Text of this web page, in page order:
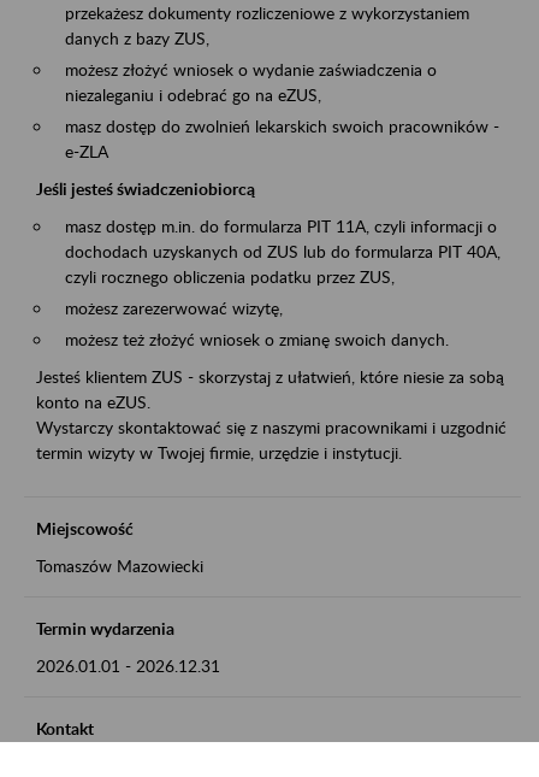
przekażesz dokumenty rozliczeniowe z wykorzystaniem
danych z bazy ZUS,
możesz złożyć wniosek o wydanie zaświadczenia o
niezaleganiu i odebrać go na eZUS,
masz dostęp do zwolnień lekarskich swoich pracowników -
e-ZLA
Jeśli jesteś świadczeniobiorcą
masz dostęp m.in. do formularza PIT 11A, czyli informacji o
dochodach uzyskanych od ZUS lub do formularza PIT 40A,
czyli rocznego obliczenia podatku przez ZUS,
możesz zarezerwować wizytę,
możesz też złożyć wniosek o zmianę swoich danych.
Jesteś klientem ZUS - skorzystaj z ułatwień, które niesie za sobą
konto na eZUS.
Wystarczy skontaktować się z naszymi pracownikami i uzgodnić
termin wizyty w Twojej firmie, urzędzie i instytucji.
Miejscowość
Tomaszów Mazowiecki
Termin wydarzenia
2026.01.01 - 2026.12.31
Kontakt